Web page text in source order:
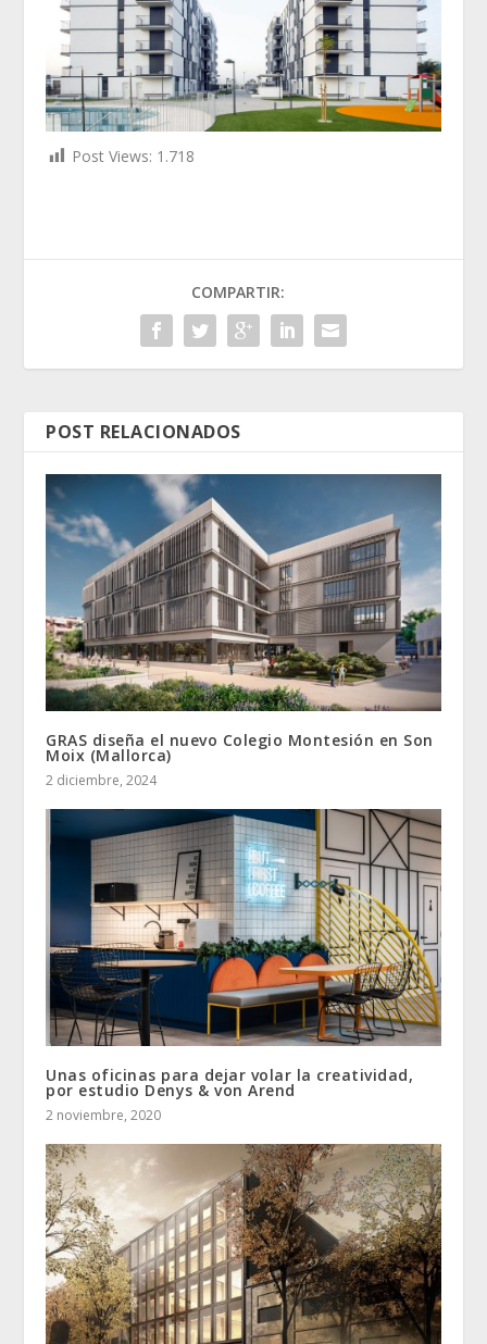
Post Views: 1.718
COMPARTIR:
POST RELACIONADOS
GRAS diseña el nuevo Colegio Montesión en Son
Moix (Mallorca)
2 diciembre, 2024
Unas oficinas para dejar volar la creatividad,
por estudio Denys & von Arend
2 noviembre, 2020